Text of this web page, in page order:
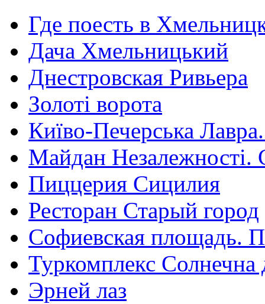
Где поесть в
Дача Хмельницький
Днестровская Ривьера
Золоті ворота
Київо-Печерська
Майдан Незалежності.
Пиццерия Сицилия
Ресторан Старый город
Софиевская площадь.
Туркомплекс Солнечна
Эрней лаз